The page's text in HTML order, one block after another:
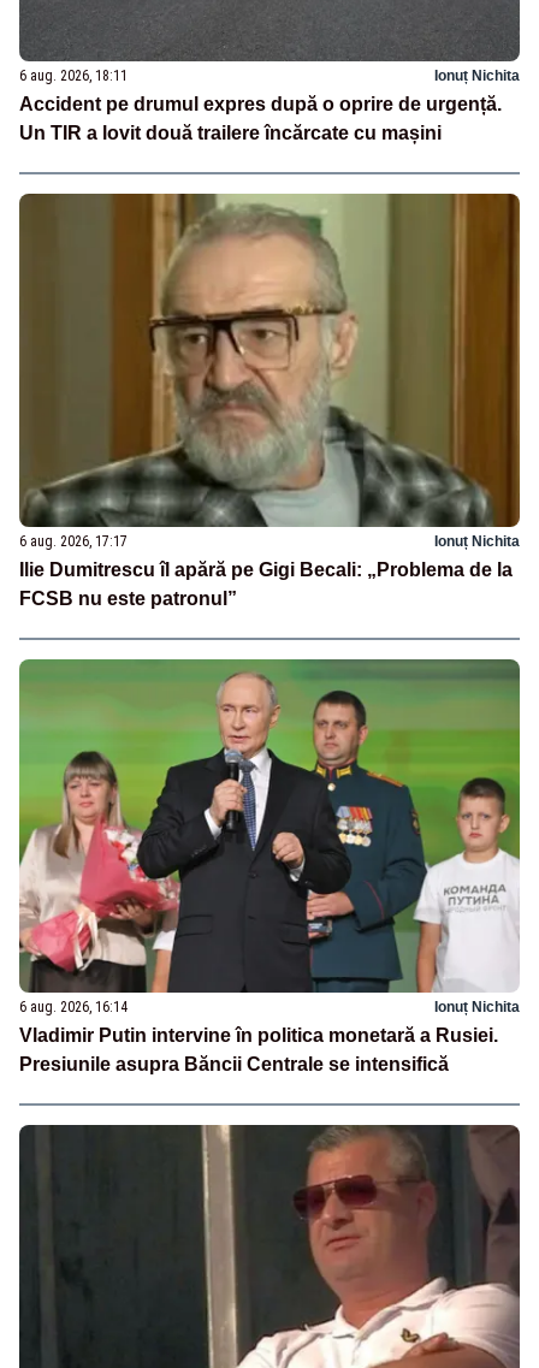
6 aug. 2026, 18:11 Ionuț Nichita
Accident pe drumul expres după o oprire de urgență.
Un TIR a lovit două trailere încărcate cu mașini
6 aug. 2026, 17:17 Ionuț Nichita
Ilie Dumitrescu îl apără pe Gigi Becali: „Problema de la
FCSB nu este patronul”
6 aug. 2026, 16:14 Ionuț Nichita
Vladimir Putin intervine în politica monetară a Rusiei.
Presiunile asupra Băncii Centrale se intensifică